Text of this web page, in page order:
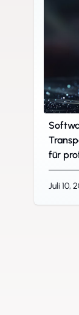
für
Juli 10,